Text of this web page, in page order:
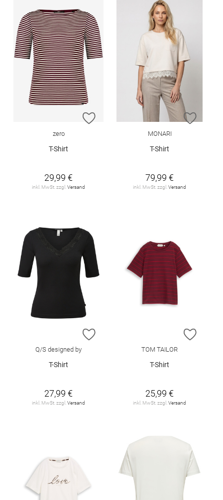
ZUR WUNSCHLISTE HINZUFÜGEN
zero
T-Shirt
29,99 €
inkl. MwSt. zzgl. Versand
ZUR
MONARI
T-Shirt
79,99 €
inkl. MwSt. zzgl. Versand
ZUR WUNSCHLISTE HINZUFÜGEN
Q/S designed by
T-Shirt
27,99 €
inkl. MwSt. zzgl.Versand
ZUR
TOM TAILOR
T-Shirt
25,99 €
inkl. MwSt. zzgl.Versand